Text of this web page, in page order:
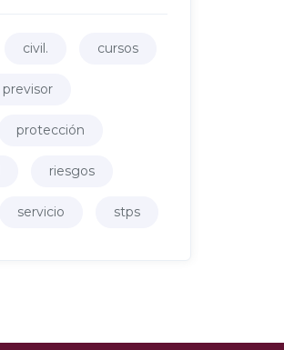
civil. cursos
previsor
protección
riesgos
servicio stps